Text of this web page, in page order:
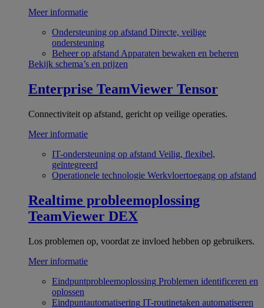
Meer informatie
Ondersteuning op afstand Directe, veilige
ondersteuning
Beheer op afstand Apparaten bewaken en beheren
Bekijk schema’s en prijzen
Enterprise TeamViewer Tensor
Connectiviteit op afstand, gericht op veilige operaties.
Meer informatie
IT-ondersteuning op afstand Veilig, flexibel,
geïntegreerd
Operationele technologie Werkvloertoegang op afstand
Realtime probleemoplossing
TeamViewer DEX
Los problemen op, voordat ze invloed hebben op gebruikers.
Meer informatie
Eindpuntprobleemoplossing Problemen identificeren en
oplossen
Eindpuntautomatisering IT-routinetaken automatiseren